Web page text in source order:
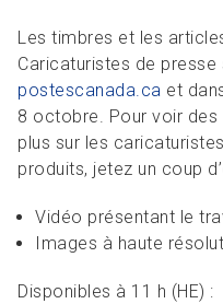
Les timbres et les
Caricaturistes de
postescanada.ca et
8 octobre. Pour voir
plus sur les
produits, jetez un coup
Vidéo présentant le
Images à haute
Disponibles à 11 h (HE) :